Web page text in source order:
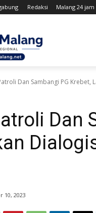
Redaksi Malang 24 jam
Dan Sambangi PG Krebet,
Dan
10, 2023